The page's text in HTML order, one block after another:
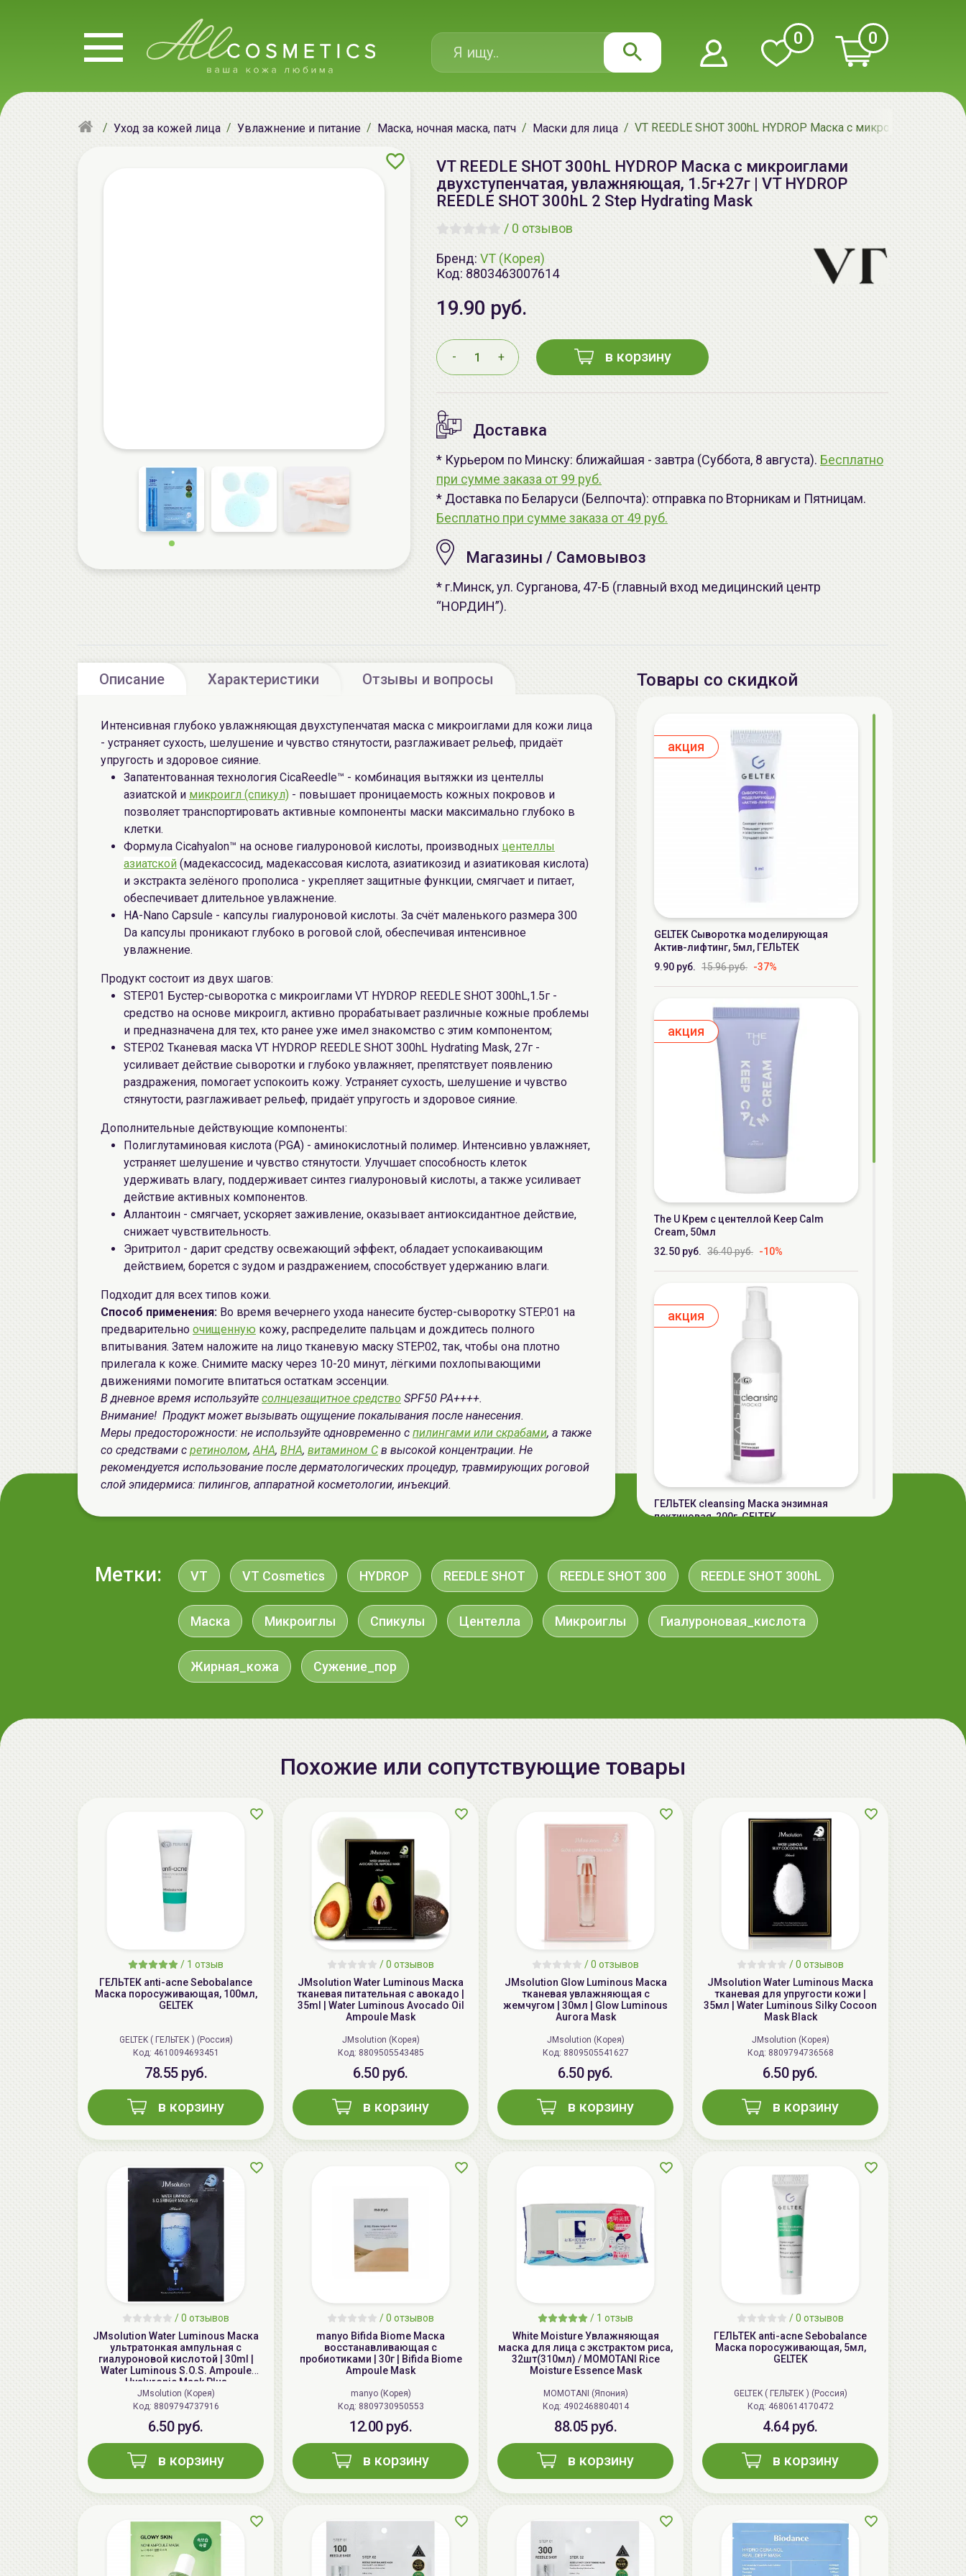
0 0
Уход за кожей лица Увлажнение и питание Маска, ночная маска, патч Маски для лица VT REEDLE SHOT 300hL HYDROP Маска с микроиглами
VT REEDLE SHOT 300hL HYDROP Маска с микроиглами
двухступенчатая, увлажняющая, 1.5г+27г | VT HYDROP
REEDLE SHOT 300hL 2 Step Hydrating Mask
/ 0 отзывов
Бренд: VT (Корея)
Код: 8803463007614
19.90 руб.
- + в корзину
Доставка
* Курьером по Минску: ближайшая - завтра (Суббота, 8 августа). Бесплатно
при сумме заказа от 99 руб.
* Доставка по Беларуси (Белпочта): отправка по Вторникам и Пятницам.
Бесплатно при сумме заказа от 49 руб.
Магазины / Самовывоз
* г.Минск, ул. Сурганова, 47-Б (главный вход медицинский центр
“НОРДИН”).
Описание Характеристики Отзывы и вопросы
Интенсивная глубоко увлажняющая двухступенчатая маска с микроиглами для кожи лица
- устраняет сухость, шелушение и чувство стянутости, разглаживает рельеф, придаёт
упругость и здоровое сияние.
Запатентованная технология CicaReedle™ - комбинация вытяжки из центеллы
азиатской и микроигл (спикул) - повышает проницаемость кожных покровов и
позволяет транспортировать активные компоненты маски максимально глубоко в
клетки.
Формула Cicahyalon™ на основе гиалуроновой кислоты, производных центеллы
азиатской (мадекассосид, мадекассовая кислота, азиатикозид и азиатиковая кислота)
и экстракта зелёного прополиса - укрепляет защитные функции, смягчает и питает,
обеспечивает длительное увлажнение.
HA-Nano Capsule - капсулы гиалуроновой кислоты. За счёт маленького размера 300
Da капсулы проникают глубоко в роговой слой, обеспечивая интенсивное
увлажнение.
Продукт состоит из двух шагов:
STEP.01 Бустер-сыворотка с микроиглами VT HYDROP REEDLE SHOT 300hL,1.5г -
средство на основе микроигл, активно прорабатывает различные кожные проблемы
и предназначена для тех, кто ранее уже имел знакомство с этим компонентом;
STEP.02 Тканевая маска VT HYDROP REEDLE SHOT 300hL Hydrating Mask, 27г -
усиливает действие сыворотки и глубоко увлажняет, препятствует появлению
раздражения, помогает успокоить кожу. Устраняет сухость, шелушение и чувство
стянутости, разглаживает рельеф, придаёт упругость и здоровое сияние.
Дополнительные действующие компоненты:
Полиглутаминовая кислота (PGA) - аминокислотный полимер. Интенсивно увлажняет,
устраняет шелушение и чувство стянутости. Улучшает способность клеток
удерживать влагу, поддерживает синтез гиалуроновый кислоты, а также усиливает
действие активных компонентов.
Аллантоин - смягчает, ускоряет заживление, оказывает антиоксидантное действие,
снижает чувствительность.
Эритритол - дарит средству освежающий эффект, обладает успокаивающим
действием, борется с зудом и раздражением, способствует удержанию влаги.
Подходит для всех типов кожи.
Способ применения: Во время вечернего ухода нанесите бустер-сыворотку STEP.01 на
предварительно очищенную кожу, распределите пальцам и дождитесь полного
впитывания. Затем наложите на лицо тканевую маску STEP.02, так, чтобы она плотно
прилегала к коже. Снимите маску через 10-20 минут, лёгкими похлопывающими
движениями помогите впитаться остаткам эссенции.
В дневное время используйте солнцезащитное средство SPF50 PA++++.
Внимание! Продукт может вызывать ощущение покалывания после нанесения.
Меры предосторожности: не используйте одновременно с пилингами или скрабами, а также
со средствами с ретинолом,AHA, BHA, витамином C в высокой концентрации. Не
рекомендуется использование после дерматологических процедур, травмирующих роговой
слой эпидермиса: пилингов, аппаратной косметологии, инъекций.
Товары со скидкой
aкция
GELTEK Сыворотка моделирующая
Актив-лифтинг, 5мл, ГЕЛЬТЕК
9.90 руб. 15.96 руб. -37%
aкция
The U Крем с центеллой Keep Calm
Cream, 50мл
32.50 руб. 36.40 руб. -10%
aкция
ГЕЛЬТЕК cleansing Маска энзимная
пектиновая, 200г, GELTEK
19.99 руб.
27.38 руб. -26%
AiliCode Восстанавливающий крем-
24.90 руб.
49.95 руб. -50%
Метки: VT VT Cosmetics HYDROP REEDLE SHOT REEDLE SHOT 300 REEDLE SHOT 300hL
Маска Микроиглы Спикулы Центелла Микроиглы Гиалуроновая_кислота
Жирная_кожа Сужение_пор
Похожие или сопутствующие товары
/ 1 отзыв
ГЕЛЬТЕК anti-acne Sebobalance
Маска поросуживающая, 100мл,
GELTEK
GELTEK ( ГЕЛЬТЕК ) (Россия)
Код: 4610094693451
78.55 руб.
в корзину
/0 отзывов
JMsolution Water Luminous Маска
тканевая питательная с авокадо |
35ml | Water Luminous Avocado Oil
Ampoule Mask
JMsolution (Корея)
Код: 8809505543485
6.50 руб.
в корзину
/0 отзывов
JMsolution Glow Luminous Маска
тканевая увлажняющая с
жемчугом | 30мл | Glow Luminous
Aurora Mask
JMsolution (Корея)
Код: 8809505541627
6.50 руб.
в корзину
/0 отзывов
JMsolution Water Luminous Маска
тканевая для упругости кожи |
35мл | Water Luminous Silky Cocoon
Mask Black
JMsolution (Корея)
Код: 8809794736568
6.50 руб.
в корзину
/0 отзывов
JMsolution Water Luminous Маска
ультратонкая ампульная с
гиалуроновой кислотой | 30ml |
Water Luminous S.O.S. Ampoule
Hyaluronic Mask Plus
JMsolution (Корея)
Код: 8809794737916
6.50 руб.
в корзину
/0 отзывов
manyo Bifida Biome Маска
восстанавливающая с
пробиотиками | 30г | Bifida Biome
Ampoule Mask
manyo (Корея)
Код: 8809730950553
12.00 руб.
в корзину
/ 1 отзыв
White Moisture Увлажняющая
маска для лица с экстрактом риса,
32шт(310мл) / MOMOTANI Rice
Moisture Essence Mask
MOMOTANI (Япония)
Код: 4902468804014
88.05 руб.
в корзину
/0 отзывов
ГЕЛЬТЕК anti-acne Sebobalance
Маска поросуживающая, 5мл,
GELTEK
GELTEK ( ГЕЛЬТЕК ) (Россия)
Код: 4680614170472
4.64 руб.
в корзину